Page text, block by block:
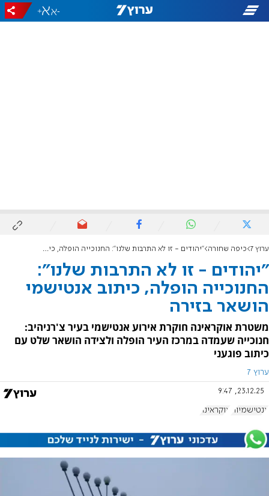
-
+
ערוץ 7 כיפה שחורה "יהודים - זו לא התרבות שלנו": החנוכייה הופלה, כיתוב אנטישמי הושאר בזירה
"יהודים - זו לא התרבות שלנו":
החנוכייה הופלה, כיתוב אנטישמי
הושאר בזירה
משטרת אוקראינה חוקרת אירוע אנטישמי בעיר צ'רניהיב:
חנוכייה שעמדה במרכז העיר הופלה ולצידה הושאר שלט עם
כיתוב פוגעני
ערוץ 7
23.12.25, 9:47
אנטישמיות אוקראינה